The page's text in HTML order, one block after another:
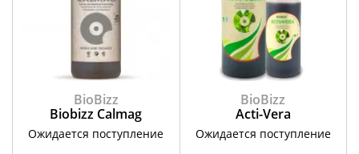
BioBizz
Biobizz Calmag
Ожидается поступление
BioBizz
Acti-Vera
Ожидается поступление